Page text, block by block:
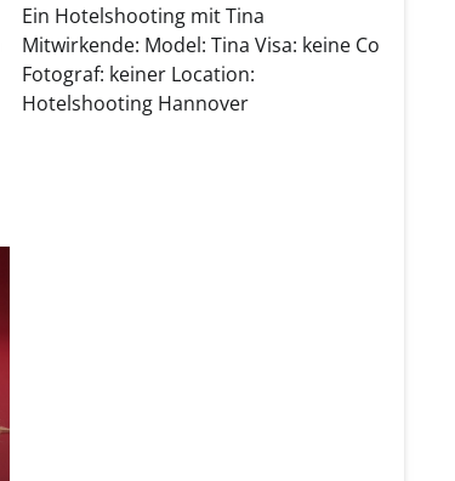
Ein Hotelshooting mit Tina
Mitwirkende: Model: Tina Visa: keine Co
Fotograf: keiner Location:
Hotelshooting Hannover